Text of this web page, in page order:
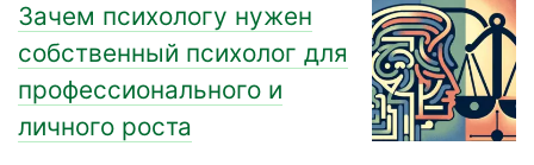
Зачем психологу нужен
собственный психолог для
профессионального и
личного роста